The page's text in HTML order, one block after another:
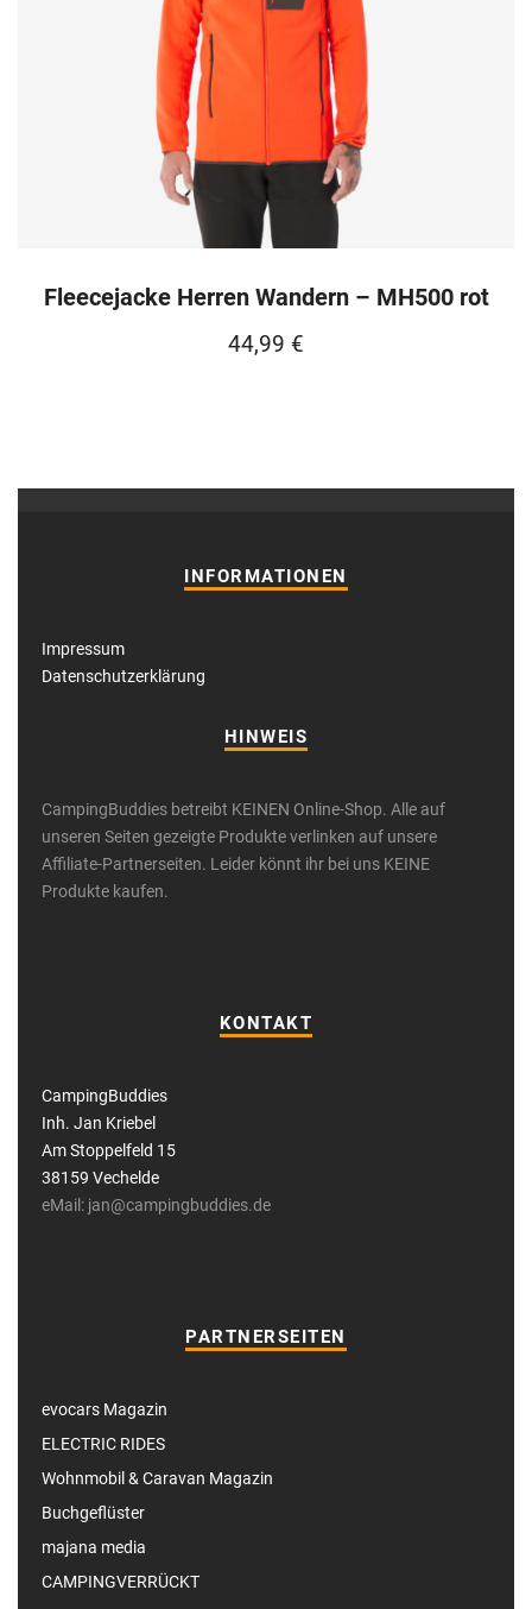
Fleecejacke Herren Wandern – MH500 rot
44,99 €
INFORMATIONEN
Impressum
Datenschutzerklärung
HINWEIS
CampingBuddies betreibt KEINEN Online-Shop. Alle auf
unseren Seiten gezeigte Produkte verlinken auf unsere
Affiliate-Partnerseiten. Leider könnt ihr bei uns KEINE
Produkte kaufen.
KONTAKT
CampingBuddies
Inh. Jan Kriebel
Am Stoppelfeld 15
38159 Vechelde
eMail: jan@campingbuddies.de
PARTNERSEITEN
evocars Magazin
ELECTRIC RIDES
Wohnmobil & Caravan Magazin
Buchgeflüster
majana media
CAMPINGVERRÜCKT